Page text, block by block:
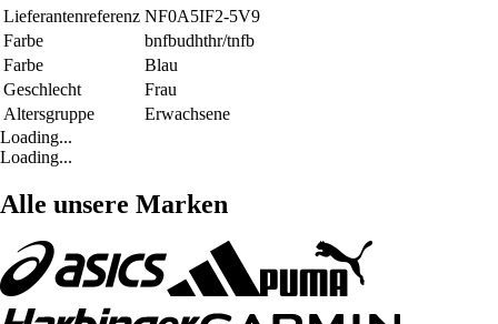
Lieferantenreferenz NF0A5IF2-5V9
Farbe
bnfbudhthr/tnfb
Farbe
Blau
Geschlecht
Frau
Altersgruppe
Erwachsene
Loading...
Loading...
Alle unsere Marken